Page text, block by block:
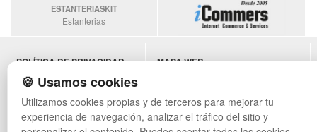
ESTANTERIASKIT
Estanterias
POLÍTICA DE PRIVACIDAD
CONDICIONES DE USO
CAMBIOS Y DEVOLUCIONES
CONTACTO
QUIENES SOMOS
MAPA WEB
🍪 Usamos cookies
Utilizamos cookies propias y de terceros para mejorar tu
experiencia de navegación, analizar el tráfico del sitio y